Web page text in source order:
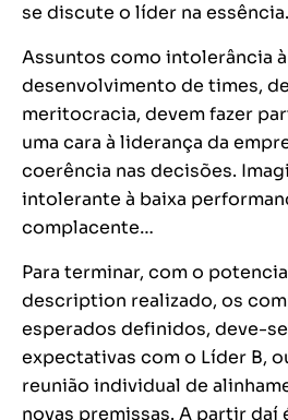
se discute o líder na essência.
Assuntos como intolerância
desenvolvimento de times,
meritocracia, devem fazer
uma cara à liderança da
coerência nas decisões.
intolerante à baixa
complacente…
Para terminar, com o
description realizado, os
esperados definidos, deve-
expectativas com o Líder B,
reunião individual de
novas premissas. A partir daí